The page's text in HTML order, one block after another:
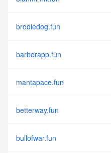
brodiedog.fun
barberapp.fun
mantapace.fun
betterway.fun
bullofwar.fun